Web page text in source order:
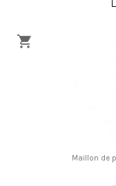
Maillon de